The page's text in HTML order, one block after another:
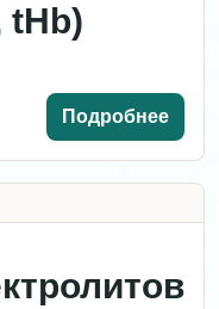
tHb)
Подробнее